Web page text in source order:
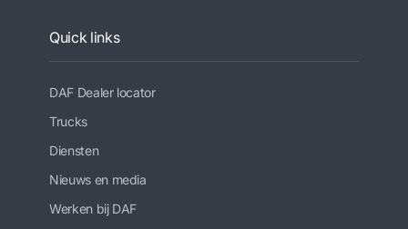
Quick links
DAF Dealer locator
Trucks
Diensten
Nieuws en media
Werken bij DAF